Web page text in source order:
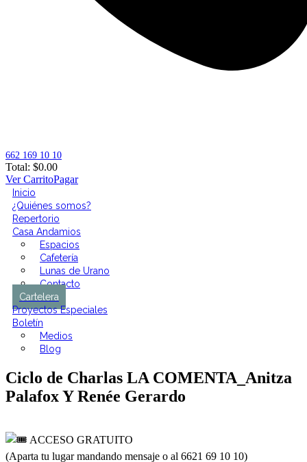
662 169 10 10
Total: $0.00
Ver CarritoPagar
Inicio
¿Quiénes somos?
Repertorio
Casa Andamios
Espacios
Cafetería
Lunas de Urano
Contacto
Cartelera
Proyectos Especiales
Boletín
Medios
Blog
Ciclo de Charlas LA COMENTA_Anitza
Palafox Y Renée Gerardo
ACCESO GRATUITO
(Aparta tu lugar mandando mensaje o al 6621 69 10 10)